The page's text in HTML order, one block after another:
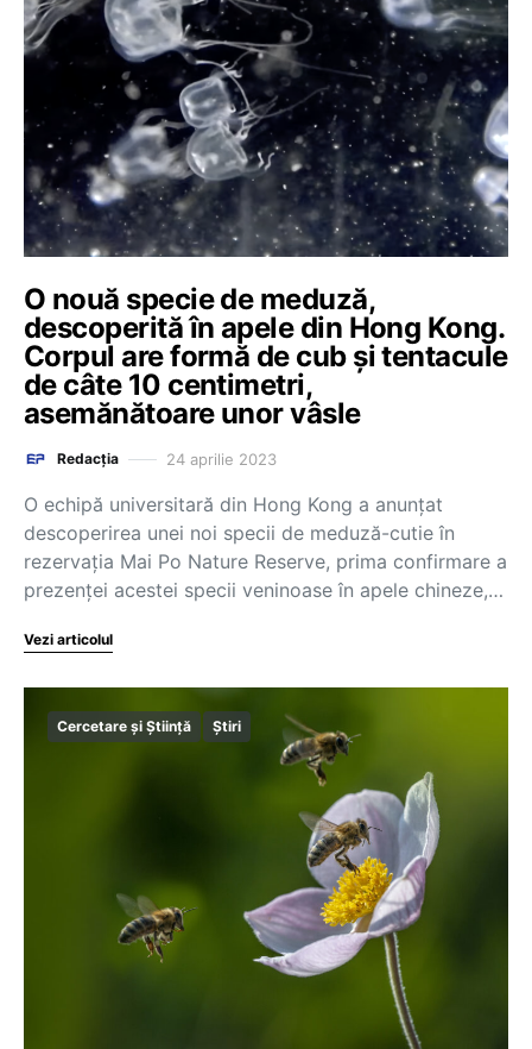
O nouă specie de meduză,
descoperită în apele din Hong Kong.
Corpul are formă de cub și tentacule
de câte 10 centimetri,
asemănătoare unor vâsle
Redacția 24 aprilie 2023
O echipă universitară din Hong Kong a anunţat
descoperirea unei noi specii de meduză-cutie în
rezervaţia Mai Po Nature Reserve, prima confirmare a
prezenţei acestei specii veninoase în apele chineze,…
Vezi articolul
Cercetare și Știință Știri